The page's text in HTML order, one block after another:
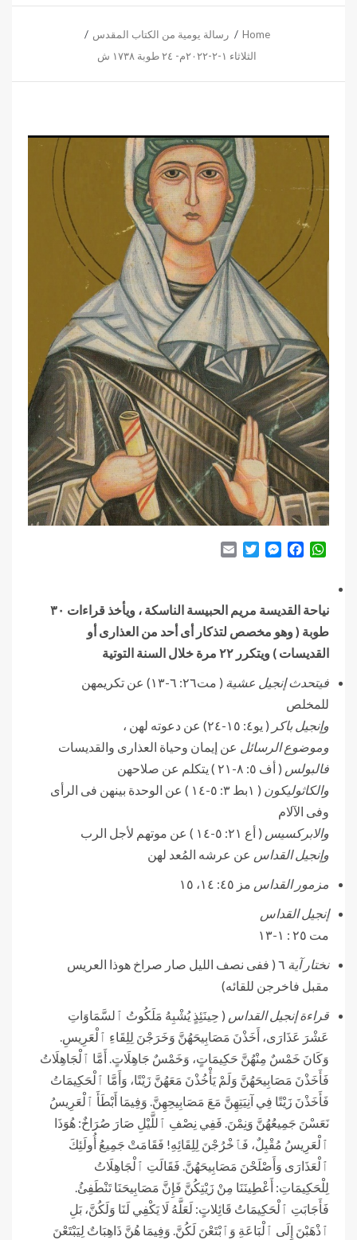
Home
رسالة يومية من الكتاب المقدس
الثلاثاء ١-٢-٢٠٢٢م- ٢٤ طوبة ١٧٣٨ ش
WhatsApp
Facebook
Messenger
Twitter
نياحة القديسة مريم الحبيسة الناسكة ، ويأخذ قراءات ٣٠
طوبة ( وهو مخصص لتذكار أى أحد من العذارى أو
القديسات ) ويتكرر ٢٢ مرة خلال السنة التوتية
فيتحدث إنجيل عشية
( مت٢٦: ٦-١٣) عن تكريمهن
للمخلص
وإنجيل باكر ( يو٤: ١٥-٢٤) عن دعوته لهن ،
وموضوع الرسائل عن إيمان وحياة العذارى والقديسات
فالبولس ( أف ٥: ٨-٢١ ) يتكلم عن صلاحهن
والكاثوليكون
( ١بط ٣: ٥-١٤ ) عن الوحدة بينهن فى الرأى
وفى الآلام
والابركسيس ( أع ٢١: ٥-١٤ ) عن موتهم لأجل الرب
وإنجيل القداس عن عرشه المُعد لهن
مزمور القداس مز ٤٥: ١٤، ١٥
إنجيل القداس
مت ٢٥ : ١-١٣
نختار آية
٦ ( ففى نصف الليل صار صراخ هوذا العريس
مقبل فاخرجن للقائه)
قراءة إنجيل القداس ( حِينَئِذٍ يُشْبِهُ مَلَكُوتُ ٱلسَّمَاوَاتِ
عَشْرَ عَذَارَى، أَخَذْنَ مَصَابِيحَهُنَّ وَخَرَجْنَ لِلِقَاءِ ٱلْعَرِيسِ.
وَكَانَ خَمْسٌ مِنْهُنَّ حَكِيمَاتٍ، وَخَمْسٌ جَاهِلَاتٍ. أَمَّا ٱلْجَاهِلَاتُ
فَأَخَذْنَ مَصَابِيحَهُنَّ وَلَمْ يَأْخُذْنَ مَعَهُنَّ زَيْتًا، وَأَمَّا ٱلْحَكِيمَاتُ
فَأَخَذْنَ زَيْتًا فِي آنِيَتِهِنَّ مَعَ مَصَابِيحِهِنَّ. وَفِيمَا أَبْطَأَ ٱلْعَرِيسُ
نَعَسْنَ جَمِيعُهُنَّ وَنِمْنَ. فَفِي نِصْفِ ٱللَّيْلِ صَارَ صُرَاخٌ: هُوَذَا
ٱلْعَرِيسُ مُقْبِلٌ، فَٱخْرُجْنَ لِلِقَائِهِ! فَقَامَتْ جَمِيعُ أُولَئِكَ
ٱلْعَذَارَى وَأَصْلَحْنَ مَصَابِيحَهُنَّ. فَقَالَتِ ٱلْجَاهِلَاتُ
لِلْحَكِيمَاتِ: أَعْطِينَنَا مِنْ زَيْتِكُنَّ فَإِنَّ مَصَابِيحَنَا تَنْطَفِئُ.
فَأَجَابَتِ ٱلْحَكِيمَاتُ قَائِلاتٍ: لَعَلَّهُ لَا يَكْفِي لَنَا وَلَكُنَّ، بَلِ
ٱذْهَبْنَ إِلَى ٱلْبَاعَةِ وَٱبْتَعْنَ لَكُنَّ. وَفِيمَا هُنَّ ذَاهِبَاتٌ لِيَبْتَعْنَ